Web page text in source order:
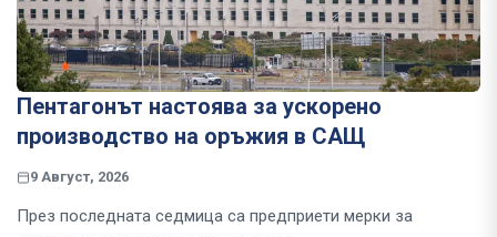
Пентагонът настоява за ускорено
производство на оръжия в САЩ
9 Август, 2026
През последната седмица са предприети мерки за